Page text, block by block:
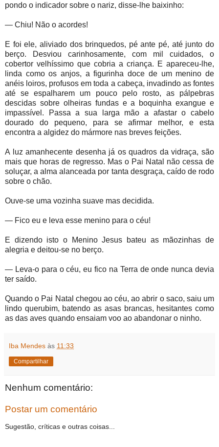
pondo o indicador sobre o nariz, disse-lhe baixinho:
— Chiu! Não o acordes!
E foi ele, aliviado dos brinquedos, pé ante pé, até junto do
berço. Desviou carinhosamente, com mil cuidados, o
cobertor velhíssimo que cobria a criança. E apareceu-lhe,
linda como os anjos, a figurinha doce de um menino de
anéis loiros, profusos em toda a cabeça, invadindo as fontes
até se espalharem um pouco pelo rosto, as pálpebras
descidas sobre olheiras fundas e a boquinha exangue e
impassível. Passa a sua larga mão a afastar o cabelo
dourado do pequeno, para se afirmar melhor, e esta
encontra a algidez do mármore nas breves feições.
A luz amanhecente desenha já os quadros da vidraça, são
mais que horas de regresso. Mas o Pai Natal não cessa de
soluçar, a alma alanceada por tanta desgraça, caído de rodo
sobre o chão.
Ouve-se uma vozinha suave mas decidida.
— Fico eu e leva esse menino para o céu!
E dizendo isto o Menino Jesus bateu as mãozinhas de
alegria e deitou-se no berço.
— Leva-o para o céu, eu fico na Terra de onde nunca devia
ter saído.
Quando o Pai Natal chegou ao céu, ao abrir o saco, saiu um
lindo querubim, batendo as asas brancas, hesitantes como
as das aves quando ensaiam voo ao abandonar o ninho.
Iba Mendes às 11:33
Compartilhar
Nenhum comentário:
Postar um comentário
Sugestão, críticas e outras coisas...